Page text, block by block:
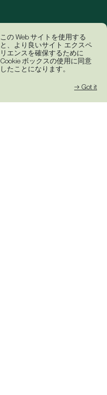
この Web サイトを使用する
と、より良いサイト エクスペ
リエンスを確保するために
Cookie ボックスの使用に同意
したことになります。
→ Got it